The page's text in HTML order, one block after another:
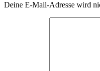
Deine E-Mail-Adresse wird